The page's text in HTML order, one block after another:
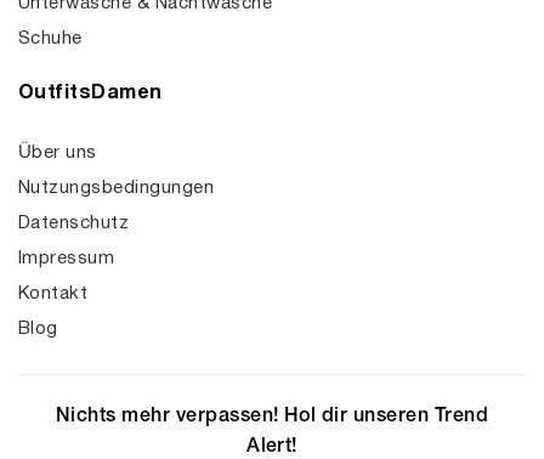
Unterwäsche & Nachtwäsche
Schuhe
OutfitsDamen
Über uns
Nutzungsbedingungen
Datenschutz
Impressum
Kontakt
Blog
Nichts mehr verpassen! Hol dir unseren Trend
Alert!